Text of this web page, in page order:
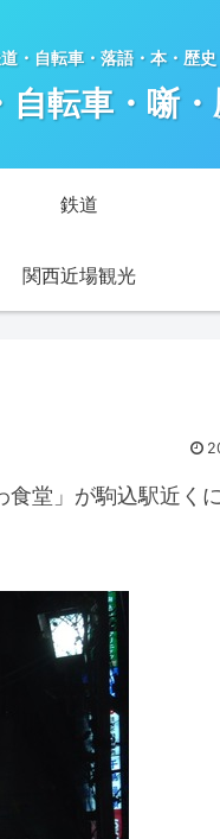
・自転車・落語・本・歴
自転車・噺
鉄道
関西近場観光
堂」が駒込駅近く